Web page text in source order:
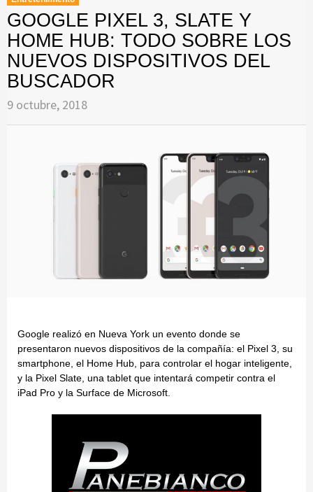
GOOGLE PIXEL 3, SLATE Y
HOME HUB: TODO SOBRE LOS
NUEVOS DISPOSITIVOS DEL
BUSCADOR
9 octubre, 2018
Google realizó en Nueva York un evento donde se
presentaron nuevos dispositivos de la compañía: el Pixel 3, su
smartphone, el Home Hub, para controlar el hogar inteligente,
y la Pixel Slate, una tablet que intentará competir contra el
iPad Pro y la Surface de Microsoft.